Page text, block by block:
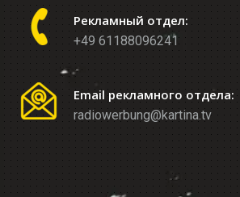
Рекламный отдел:
+49 61188096241
Email рекламного отдела:
radiowerbung@kartina.tv